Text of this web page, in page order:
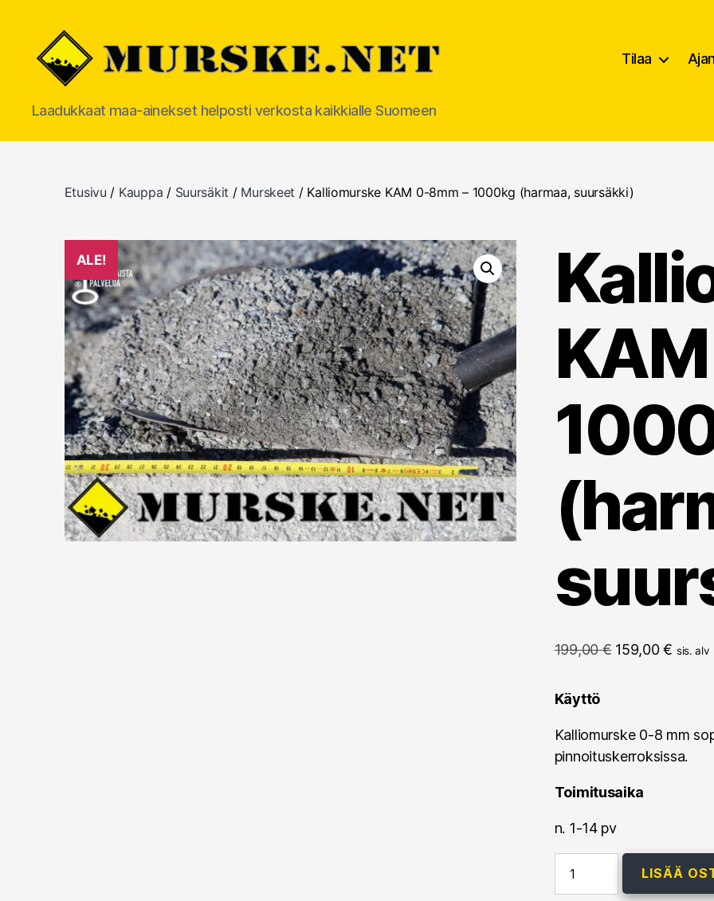
MURSKE.NET
Laadukkaat maa-ainekset helposti verkosta kaikkialle Suomeen
Tilaa
Etusivu / Kauppa / Suursäkit / Murskeet / Kalliomurske KAM 0-8mm – 1000kg (harmaa, suursäkki)
ALE!
199,00€ Alkuperäinen
159,00€ sis. alv
Käyttö
Kalliomurske 0-8 mm
pinnoituskerroksissa.
Toimitusaika
n. 1-14 pv
Kalliomurske
KAM
0-
LISÄÄ